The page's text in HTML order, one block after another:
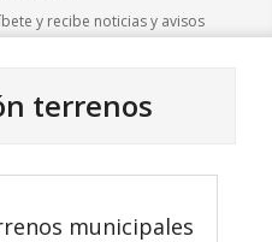
y recibe noticias y avisos
terrenos
municipales